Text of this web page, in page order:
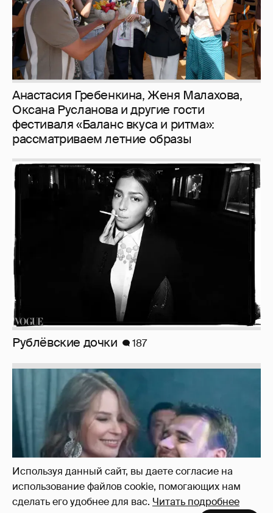
Используя данный сайт, вы даете согласие на
использование файлов cookie, помогающих нам
сделать его удобнее для вас. Читать подробнее
Рублёвские дочки 187
Неужели правда?